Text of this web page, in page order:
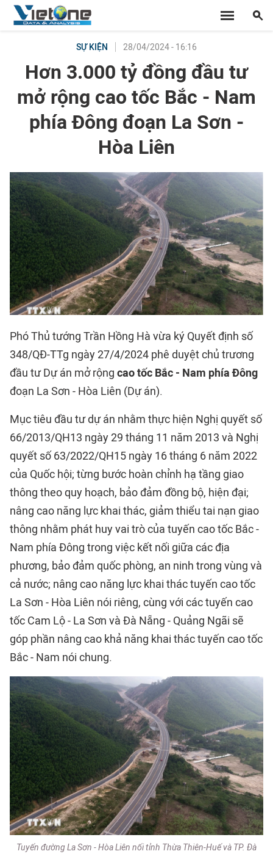
SỰ KIỆN 28/04/2024 - 16:16
Hơn 3.000 tỷ đồng đầu tư
mở rộng cao tốc Bắc - Nam
phía Đông đoạn La Sơn -
Hòa Liên
Phó Thủ tướng Trần Hồng Hà vừa ký Quyết định số
348/QĐ-TTg ngày 27/4/2024 phê duyệt chủ trương
đầu tư Dự án mở rộng cao tốc Bắc - Nam phía Đông
đoạn La Sơn - Hòa Liên (Dự án).
Mục tiêu đầu tư dự án nhằm thực hiện Nghị quyết số
66/2013/QH13 ngày 29 tháng 11 năm 2013 và Nghị
quyết số 63/2022/QH15 ngày 16 tháng 6 năm 2022
của Quốc hội; từng bước hoàn chỉnh hạ tầng giao
thông theo quy hoạch, bảo đảm đồng bộ, hiện đại;
nâng cao năng lực khai thác, giảm thiểu tai nạn giao
thông nhằm phát huy vai trò của tuyến cao tốc Bắc -
Nam phía Đông trong việc kết nối giữa các địa
phương, bảo đảm quốc phòng, an ninh trong vùng và
cả nước; nâng cao năng lực khai thác tuyến cao tốc
La Sơn - Hòa Liên nói riêng, cùng với các tuyến cao
tốc Cam Lộ - La Sơn và Đà Nẵng - Quảng Ngãi sẽ
góp phần nâng cao khả năng khai thác tuyến cao tốc
Bắc - Nam nói chung.
Tuyến đường La Sơn - Hòa Liên nối tỉnh Thừa Thiên-Huế và TP. Đà